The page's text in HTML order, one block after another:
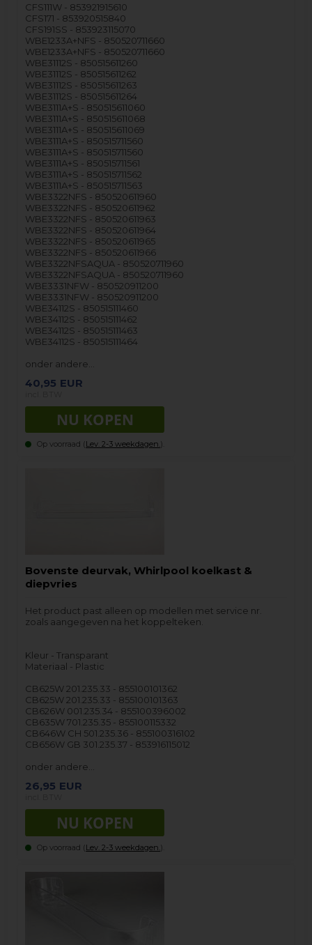
CFS111W - 853921915610
CFS171 - 853920515840
CFS191SS - 853923115070
WBE1233A+NFS - 850520711660
WBE1233A+NFS - 850520711660
WBE31112S - 850515611260
WBE31112S - 850515611262
WBE31112S - 850515611263
WBE31112S - 850515611264
WBE3111A+S - 850515611060
WBE3111A+S - 850515611068
WBE3111A+S - 850515611069
WBE3111A+S - 850515711560
WBE3111A+S - 850515711560
WBE3111A+S - 850515711561
WBE3111A+S - 850515711562
WBE3111A+S - 850515711563
WBE3322NFS - 850520611960
WBE3322NFS - 850520611962
WBE3322NFS - 850520611963
WBE3322NFS - 850520611964
WBE3322NFS - 850520611965
WBE3322NFS - 850520611966
WBE3322NFSAQUA - 850520711960
WBE3322NFSAQUA - 850520711960
WBE3331NFW - 850520911200
WBE3331NFW - 850520911200
WBE34112S - 850515111460
WBE34112S - 850515111462
WBE34112S - 850515111463
WBE34112S - 850515111464
onder andere…
40,95 EUR
Op voorraad (Lev. 2-3 weekdagen. ).
Bovenste deurvak, Whirlpool koelkast &
diepvries
Het product past alleen op modellen met service nr.
zoals aangegeven na het koppelteken.
Kleur - Transparant
Materiaal - Plastic
CB625W 201.235.33 - 855100101362
CB625W 201.235.33 - 855100101363
CB626W 001.235.34 - 855100396002
CB635W 701.235.35 - 855100115332
CB646W CH 501.235.36 - 855100316102
CB656W GB 301.235.37 - 853916115012
onder andere…
26,95 EUR
Op voorraad (Lev. 2-3 weekdagen. ).